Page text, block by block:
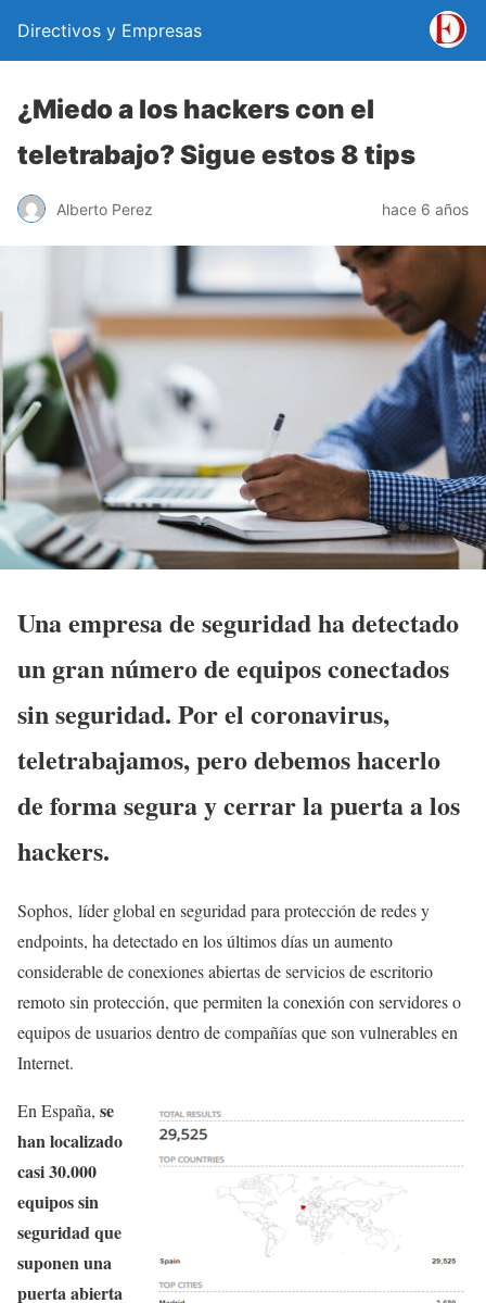
Directivos y Empresas
¿Miedo a los hackers con el
teletrabajo? Sigue estos 8 tips
Alberto Perez hace 6 años
Una empresa de seguridad ha detectado
un gran número de equipos conectados
sin seguridad. Por el coronavirus,
teletrabajamos, pero debemos hacerlo
de forma segura y cerrar la puerta a los
hackers.
Sophos, líder global en seguridad para protección de redes y
endpoints, ha detectado en los últimos días un aumento
considerable de conexiones abiertas de servicios de escritorio
remoto sin protección, que permiten la conexión con servidores o
equipos de usuarios dentro de compañías que son vulnerables en
Internet.
En España, se
han localizado
casi 30.000
equipos sin
seguridad que
suponen una
puerta abierta